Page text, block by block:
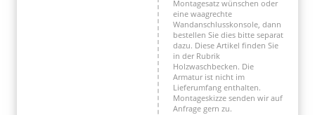
Montagesatz wünschen oder
eine waagrechte
Wandanschlusskonsole, dann
bestellen Sie dies bitte separat
dazu. Diese Artikel finden Sie
in der Rubrik
Holzwaschbecken. Die
Armatur ist nicht im
Lieferumfang enthalten.
Montageskizze senden wir auf
Anfrage gern zu.